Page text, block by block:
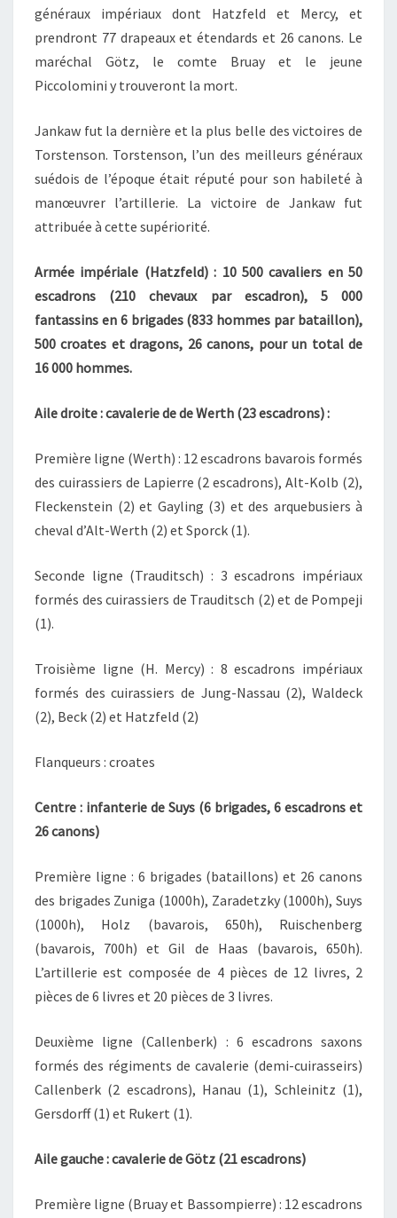
généraux impériaux dont Hatzfeld et Mercy, et
prendront 77 drapeaux et étendards et 26 canons. Le
maréchal Götz, le comte Bruay et le jeune
Piccolomini y trouveront la mort.
Jankaw fut la dernière et la plus belle des victoires de
Torstenson. Torstenson, l’un des meilleurs généraux
suédois de l’époque était réputé pour son habileté à
manœuvrer l’artillerie. La victoire de Jankaw fut
attribuée à cette supériorité.
Armée impériale (Hatzfeld) : 10 500 cavaliers en 50
escadrons (210 chevaux par escadron), 5 000
fantassins en 6 brigades (833 hommes par bataillon),
500 croates et dragons, 26 canons, pour un total de
16 000 hommes.
Aile droite : cavalerie de de Werth (23 escadrons) :
Première ligne (Werth) : 12 escadrons bavarois formés
des cuirassiers de Lapierre (2 escadrons), Alt-Kolb (2),
Fleckenstein (2) et Gayling (3) et des arquebusiers à
cheval d’Alt-Werth (2) et Sporck (1).
Seconde ligne (Trauditsch) : 3 escadrons impériaux
formés des cuirassiers de Trauditsch (2) et de Pompeji
(1).
Troisième ligne (H. Mercy) : 8 escadrons impériaux
formés des cuirassiers de Jung-Nassau (2), Waldeck
(2), Beck (2) et Hatzfeld (2)
Flanqueurs : croates
Centre : infanterie de Suys (6 brigades, 6 escadrons et
26 canons)
Première ligne : 6 brigades (bataillons) et 26 canons
des brigades Zuniga (1000h), Zaradetzky (1000h), Suys
(1000h), Holz (bavarois, 650h), Ruischenberg
(bavarois, 700h) et Gil de Haas (bavarois, 650h).
L’artillerie est composée de 4 pièces de 12 livres, 2
pièces de 6 livres et 20 pièces de 3 livres.
Deuxième ligne (Callenberk) : 6 escadrons saxons
formés des régiments de cavalerie (demi-cuirasseirs)
Callenberk (2 escadrons), Hanau (1), Schleinitz (1),
Gersdorff (1) et Rukert (1).
Aile gauche : cavalerie de Götz (21 escadrons)
Première ligne (Bruay et Bassompierre) : 12 escadrons